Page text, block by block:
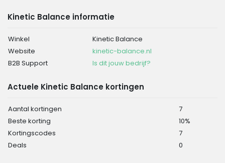
Kinetic Balance informatie
Winkel
Kinetic Balance
Website
kinetic-balance.nl
B2B Support
Is dit jouw bedrijf?
Actuele Kinetic Balance kortingen
Aantal kortingen
7
Beste korting
10%
Kortingscodes
7
Deals
0